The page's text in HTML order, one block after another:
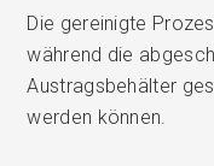
Die gereinigte
während die
Austragsbehälter
werden können.